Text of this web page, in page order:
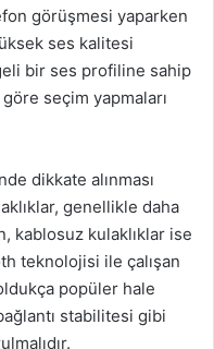
görüşmesi yaparken
ses kalitesi
bir ses profiline sahip
göre seçim yapmaları
dikkate alınması
genellikle daha
kablosuz kulaklıklar ise
teknolojisi ile çalışan
popüler hale
stabilitesi gibi